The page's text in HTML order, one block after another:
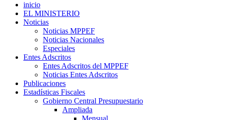
inicio
EL MINISTERIO
Noticias
Noticias MPPEF
Noticias Nacionales
Especiales
Entes Adscritos
Entes Adscritos del MPPEF
Noticias Entes Adscritos
Publicaciones
Estadísticas Fiscales
Gobierno Central Presupuestario
Ampliada
Mensual